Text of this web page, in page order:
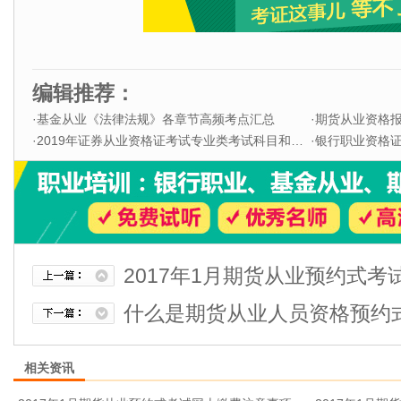
编辑推荐：
·基金从业《法律法规》各章节高频考点汇总 ·期货从业资格
·2019年证券从业资格证考试专业类考试科目和题型 ·银行职业资格证
2017年1月期货从业预约式考
什么是期货从业人员资格预约
相关资讯